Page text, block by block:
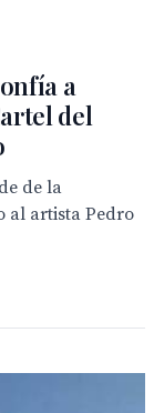
a
del
de la
al artista Pedro